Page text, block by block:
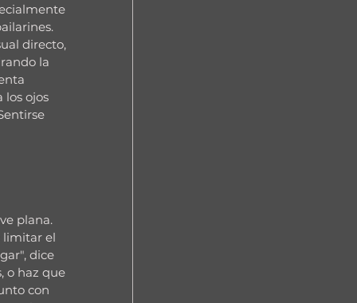
directo,
la
los ojos
plana.
limitar el
dice
o haz que
con